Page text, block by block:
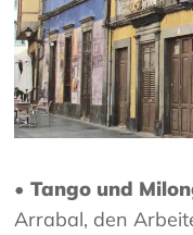
• Tango und
Arrabal, den